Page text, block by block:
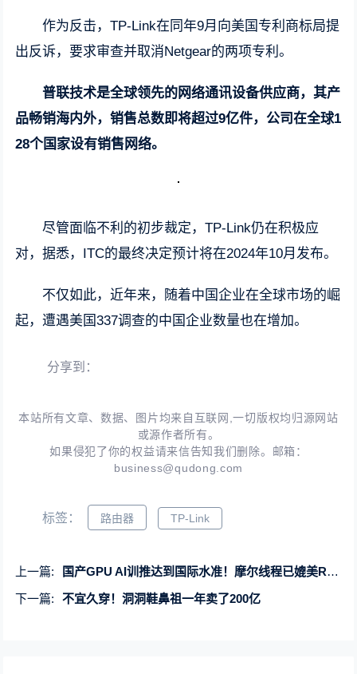
作为反击，TP-Link在同年9月向美国专利商标局提
出反诉，要求审查并取消Netgear的两项专利。
普联技术是全球领先的网络通讯设备供应商，其产
品畅销海内外，销售总数即将超过9亿件，公司在全球1
28个国家设有销售网络。
尽管面临不利的初步裁定，TP-Link仍在积极应
对，据悉，ITC的最终决定预计将在2024年10月发布。
不仅如此，近年来，随着中国企业在全球市场的崛
起，遭遇美国337调查的中国企业数量也在增加。
分享到：
本站所有文章、数据、图片均来自互联网,一切版权均归源网站
或源作者所有。
如果侵犯了你的权益请来信告知我们删除。邮箱：
business@qudong.com
标签： 路由器 TP-Link
上一篇:
国产GPU AI训推达到国际水准！摩尔线程已媲美RTX 4090、A100
下一篇:
不宜久穿！洞洞鞋鼻祖一年卖了200亿